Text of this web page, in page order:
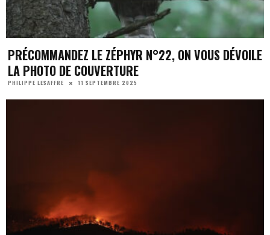
PRÉCOMMANDEZ LE ZÉPHYR N°22, ON VOUS DÉVOILE
LA PHOTO DE COUVERTURE
PHILIPPE LESAFFRE 11 SEPTEMBRE 2025